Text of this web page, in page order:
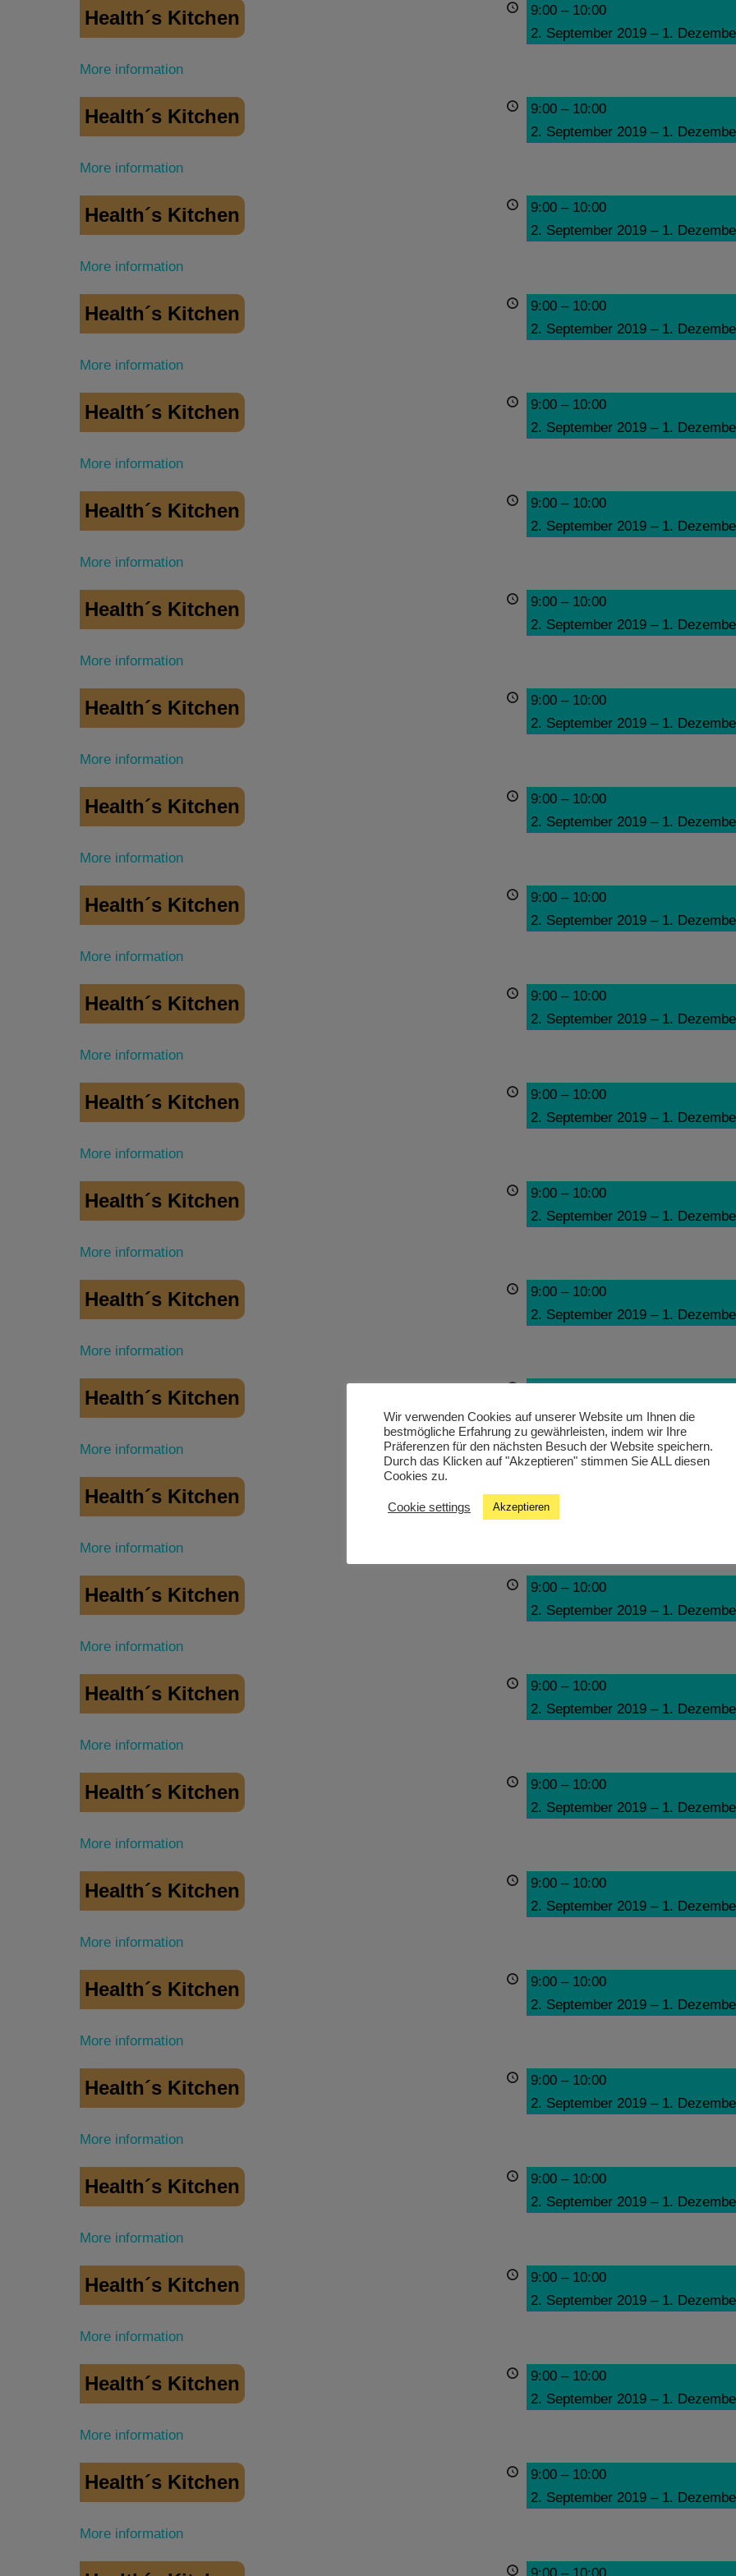
Health´s Kitchen 9:00 – 10:00
2. September 2019 – 1.
More information
Health´s Kitchen 9:00 – 10:00
2. September 2019 – 1.
More information
Health´s Kitchen 9:00 – 10:00
2. September 2019 – 1.
More information
Health´s Kitchen 9:00 – 10:00
2. September 2019 – 1.
More information
Health´s Kitchen 9:00 – 10:00
2. September 2019 – 1.
More information
Health´s Kitchen 9:00 – 10:00
2. September 2019 – 1.
More information
Health´s Kitchen 9:00 – 10:00
2. September 2019 – 1.
More information
Health´s Kitchen 9:00 – 10:00
2. September 2019 – 1.
More information
Health´s Kitchen 9:00 – 10:00
2. September 2019 – 1.
More information
Health´s Kitchen 9:00 – 10:00
2. September 2019 – 1.
More information
Health´s Kitchen 9:00 – 10:00
2. September 2019 – 1.
More information
Health´s Kitchen 9:00 – 10:00
2. September 2019 – 1.
More information
Health´s Kitchen 9:00 – 10:00
2. September 2019 – 1.
More information
Health´s Kitchen 9:00 – 10:00
2. September 2019 – 1.
More information
Health´s Kitchen
2. September 2019 –1.
More information
Health´s Kitchen
2. September 2019
1.
More information
Health´s Kitchen 9:00 – 10:00
2. September 2019 – 1.
More information
Health´s Kitchen 9:00 – 10:00
2. September 2019 – 1.
More information
Health´s Kitchen 9:00 – 10:00
2. September 2019 – 1.
More information
Health´s Kitchen 9:00 – 10:00
2. September 2019 – 1.
More information
Health´s Kitchen 9:00 – 10:00
2. September 2019 – 1.
More information
Health´s Kitchen 9:00 – 10:00
2. September 2019 – 1.
More information
Health´s Kitchen 9:00 – 10:00
2. September 2019 – 1.
More information
Health´s Kitchen 9:00 – 10:00
2. September 2019 – 1.
More information
Health´s Kitchen 9:00 – 10:00
2. September 2019 – 1.
More information
Health´s Kitchen 9:00 – 10:00
2. September 2019 – 1.
More information
Wir verwenden Cookies auf unserer Website um Ihnen die
bestmögliche Erfahrung zu gewährleisten, indem wir Ihre
Präferenzen für den nächsten Besuch der Website speichern.
Durch das Klicken auf "Akzeptieren" stimmen Sie ALL diesen
Cookies zu.
Cookie settings Akzeptieren